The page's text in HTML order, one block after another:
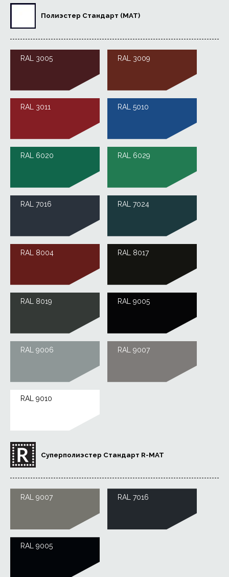
Полиэстер Стандарт (MAT)
RAL 3005 RAL 3009
RAL 3011 RAL 5010
RAL 6020 RAL 6029
RAL 7016 RAL 7024
RAL 8004 RAL 8017
RAL 8019 RAL 9005
RAL 9006 RAL 9007
RAL 9010
Суперполиэстер Стандарт R-MAT
RAL 9007 RAL 7016
RAL 9005